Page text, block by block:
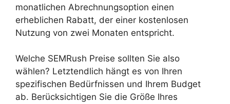
monatlichen Abrechnungsoption einen
erheblichen Rabatt, der einer kostenlosen
Nutzung von zwei Monaten entspricht.
Welche SEMRush Preise sollten Sie also
wählen? Letztendlich hängt es von Ihren
spezifischen Bedürfnissen und Ihrem Budget
ab. Berücksichtigen Sie die Größe Ihres